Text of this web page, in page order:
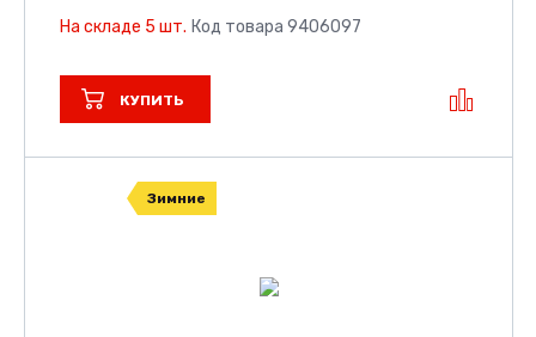
На складе 5 шт. Код товара 9406097
КУПИТЬ
Зимние